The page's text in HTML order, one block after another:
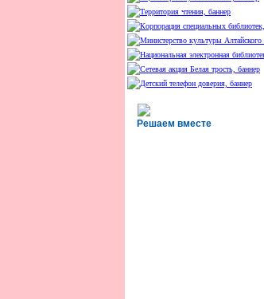
Решаем вместе